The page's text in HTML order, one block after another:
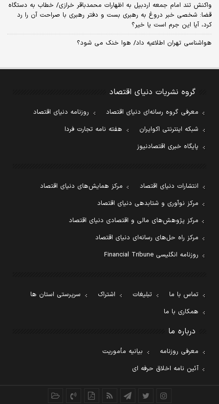
واکنش تند امام جمعه اردبیل به اظهارات محمدباقر خرازی/ خطاب به دستگاه
قضا: شخصی خبر دروغ به رهبری بست و دفتر رهبری با صراحت آن را رد
کرد، آیا این جرم است یا خیر؟
هواشناسی تهران اطلاعیه داد/ هوا خنک می شود؟
گروه نشریات دنیای اقتصاد
معرفی گروه رسانه‌ای دنیای اقتصاد
روزنامه دنیای اقتصاد
شبکه اینترنتی اکوایران
هفته نامه تجارت فردا
پایگاه خبری اقتصادنیوز
انتشارات دنیای اقتصاد
مرکز همایش‌های دنیای اقتصاد
مرکز نوآوری و شتابدهی دنیای اقتصاد
مرکز پژوهش‌های مالی و اقتصادی دنیای اقتصاد
مرکز راه حل‌های رسانه‌ای دنیای اقتصاد
روزنامه انگلیسی Financial Tribune
تماس با ما تبلیغات اشتراک
سرپرستی استان ها
همکاری با ما
درباره ما
معرفی روزنامه
بیانیه مأموریت
آئین نامه اخلاق حرفه ای